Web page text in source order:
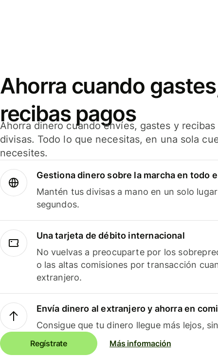
Ahorra cuando
recibas pagos
Ahorra dinero cuando envíes, gastes y
divisas. Todo lo que necesitas, en una sola
necesites.
Gestiona dinero sobre la marcha en todo
Mantén tus divisas a mano en un solo
segundos.
Una tarjeta de débito internacional
No vuelvas a preocuparte por los
o las altas comisiones por transacción
extranjero.
Envía dinero al extranjero y ahorra en
Consigue que tu dinero llegue más lejos,
Regístrate Más información